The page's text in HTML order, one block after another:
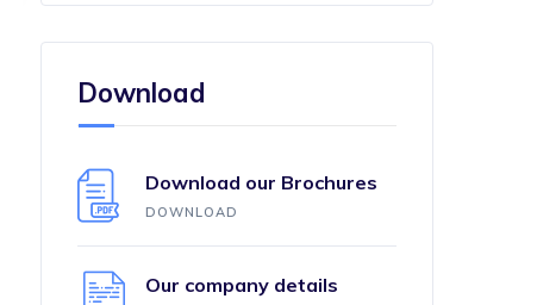
Download
Download our Brochures
DOWNLOAD
Our company details